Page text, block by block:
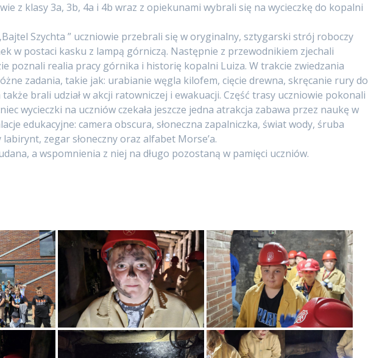
z klasy 3a, 3b, 4a i 4b wraz z opiekunami wybrali się na wycieczkę do kopalni
Szychta ” uczniowie przebrali się w oryginalny, sztygarski strój roboczy
w postaci kasku z lampą górniczą. Następnie z przewodnikiem zjechali
poznali realia pracy górnika i historię kopalni Luiza. W trakcie zwiedzania
zadania, takie jak: urabianie węgla kilofem, cięcie drewna, skręcanie rury do
brali udział w akcji ratowniczej i ewakuacji. Część trasy uczniowie pokonali
wycieczki na uczniów czekała jeszcze jedna atrakcja zabawa przez naukę w
edukacyjne: camera obscura, słoneczna zapalniczka, świat wody, śruba
zegar słoneczny oraz alfabet Morse’a.
a wspomnienia z niej na długo pozostaną w pamięci uczniów.